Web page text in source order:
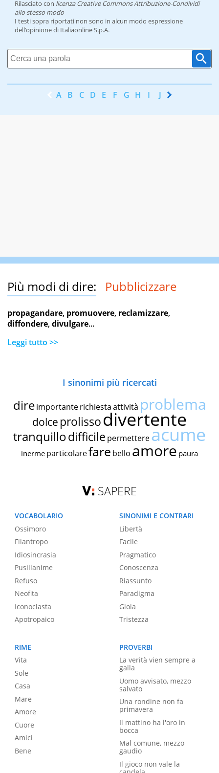
Rilasciato con licenza Creative Commons Attribuzione-Condividi
allo stesso modo
I testi sopra riportati non sono in alcun modo espressione
dell’opinione di Italiaonline S.p.A.
A B C D E F G H I J K
Più modi di dire: Pubblicizzare
propagandare, promuovere, reclamizzare,
diffondere,divulgare...
Leggi tutto >>
I sinonimi più ricercati
dire importante richiestaattività problema
dolce prolissodivertente
tranquillodifficile permettereacume
inerme particolarefare bello amore paura
SAPERE
VOCABOLARIO
Ossimoro
Filantropo
Idiosincrasia
Pusillanime
Refuso
Neofita
Iconoclasta
Apotropaico
SINONIMI E CONTRARI
Libertà
Facile
Pragmatico
Conoscenza
Riassunto
Paradigma
Gioia
Tristezza
RIME
Vita
Sole
Casa
Mare
Amore
Cuore
Amici
Bene
PROVERBI
La verità vien sempre a
galla
Uomo avvisato, mezzo
salvato
Una rondine non fa
primavera
Il mattino ha l'oro in
bocca
Mal comune, mezzo
gaudio
Il gioco non vale la